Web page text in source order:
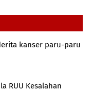
kanser paru-paru
RUU Kesalahan